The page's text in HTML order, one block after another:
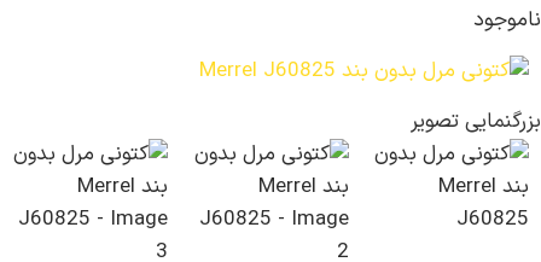
ناموجود
بزرگنمایی تصویر